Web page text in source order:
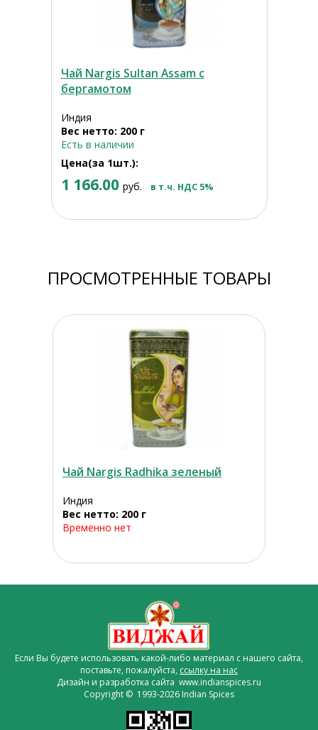
Чай Nargis Sultan Assam с
бергамотом
Индия
Вес нетто: 200 г
Есть в наличии
Цена(за 1шт.):
1 166.00 руб. в т.ч. НДС 5%
ПРОСМОТРЕННЫЕ ТОВАРЫ
Чай Nargis Radhika зеленый
Индия
Вес нетто: 200 г
Временно нет
Если Вы будете использовать какой-либо материал с нашего сайта,
поставьте, пожалуйста, ссылку на нас
Дизайн и разработка сайта www.indianspices.ru
Copyright © 1993-2026 Indian Spices